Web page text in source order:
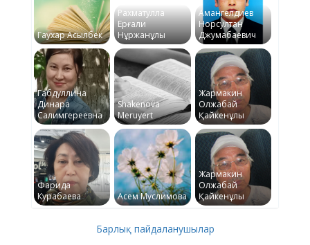
Гаухар Асылбек
Рахматулла
Ерғали
Нұржанұлы
Амангелдиев
Норсултан
Джумабаевич
Габдуллина
Динара
Салимгереевна
Shakenova
Meruyert
Жармакин
Олжабай
Қайкенұлы
Фарида
Курабаева
Асем Муслимова
Жармакин
Олжабай
Қайкенұлы
Барлық пайдаланушылар